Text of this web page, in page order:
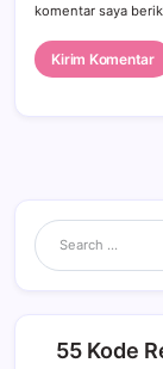
komentar saya
55 Kode